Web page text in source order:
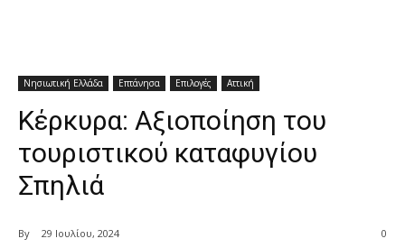
Νησιωτική Ελλάδα Επτάνησα Επιλογές Αττική
Κέρκυρα: Αξιοποίηση του
τουριστικού καταφυγίου
Σπηλιά
By 29 Ιουλίου, 2024 0